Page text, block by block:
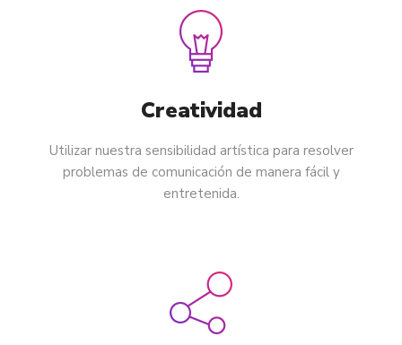
Creatividad
Utilizar nuestra sensibilidad artística para resolver
problemas de comunicación de manera fácil y
entretenida.